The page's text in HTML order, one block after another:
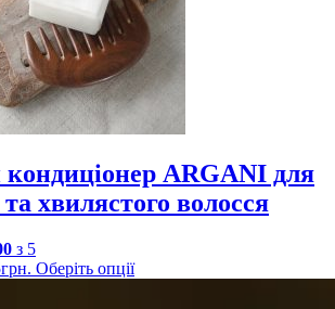
ARGANI для
хвилястого волосся
з 5
грн. Оберіть опції